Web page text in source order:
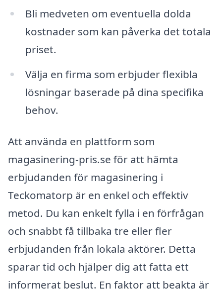
Bli medveten om eventuella dolda
kostnader som kan påverka det totala
priset.
Välja en firma som erbjuder flexibla
lösningar baserade på dina specifika
behov.
Att använda en plattform som
magasinering-pris.se för att hämta
erbjudanden för magasinering i
Teckomatorp är en enkel och effektiv
metod. Du kan enkelt fylla i en förfrågan
och snabbt få tillbaka tre eller fler
erbjudanden från lokala aktörer. Detta
sparar tid och hjälper dig att fatta ett
informerat beslut. En faktor att beakta är